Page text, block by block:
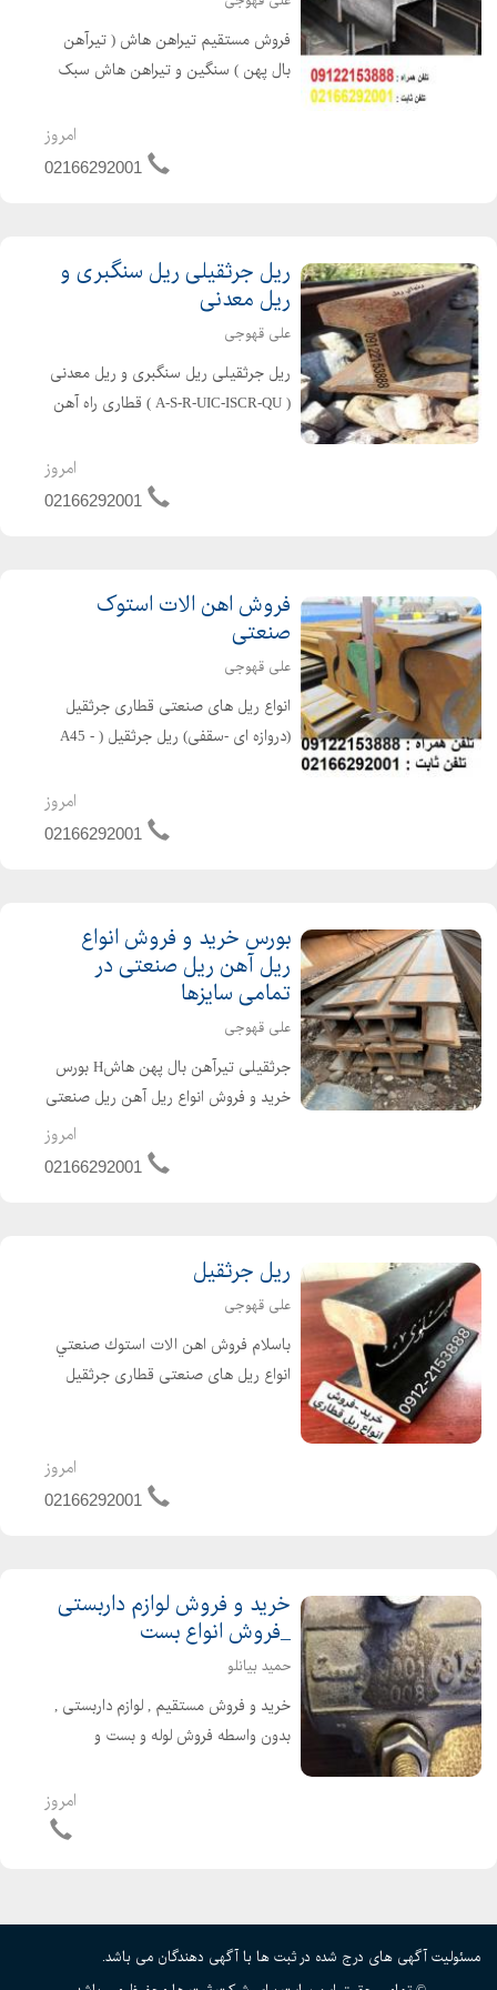
فروش مستقیم تیراهن هاش ( تیرآهن
بال پهن ) سنگین و تیراهن هاش سبک
سایزها با گواهینامه کیفیت ( سرتیفیکیت
هاش ) محصول کشور کره 09122153888_
امروز
02166292001
ریل جرثقیلی ریل سنگبری و
ریل معدنی
علی قهوجی
ریل جرثقیلی ریل سنگبری و ریل معدنی
( A-S-R-UIC-ISCR-QU ) قطاری راه آهن
اروپا... در تمامی تیپ های استاندارد به
دلخواه شما ،،،عمده و خرده،،، تمامی بارها
امروز
02166292001
فروش اهن الات استوک
صنعتی
علی قهوجی
انواع ریل های صنعتی قطاری جرثقیل
(دروازه ای -سقفی) ریل جرثقیل ( A45 -
ریل راه آهن ( R33 - R38 - R43 - R64 -
S49 - P50 - UIC50 - UIC54 - UIC60 )
امروز
02166292001
بورس خرید و فروش انواع
ریل آهن ریل صنعتی در
تمامی سایزها
علی قهوجی
جرثقیلی تیرآهن بال پهن هاشH بورس
خرید و فروش انواع ریل آهن ریل صنعتی
در تمامی سایزها تیرآهن بال پهن هاشH
ریل آهن ریل صنعتی ریل جرثقیلی ، ریل
امروز
02166292001
ریل جرثقیل
علی قهوجی
باسلام فروش اهن الات استوك صنعتي
انواع ریل های صنعتی قطاری جرثقیل
09122153888 نام و نام خانوادگی : علی
قهوجی نام واحد تجاری...
امروز
02166292001
خرید و فروش لوازم داربستی
_فروش انواع بست
حمید بیانلو
خرید و فروش مستقیم , لوازم داربستی ,
بدون واسطه فروش لوله و بست و
لوازم داربست به بالاترین قیمت خرید و
فروش انواع لوله داربست نو و دسته دوم
امروز
مسئولیت آگهی های درج شده در ثبت ها با آگهی دهندگان می باشد.